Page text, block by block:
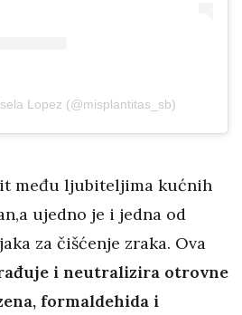
Lopez (@misplantitas_sb)
među ljubiteljima kućnih
ujedno je i jedna od
za čišćenje zraka. Ova
i neutralizira otrovne
formaldehida i